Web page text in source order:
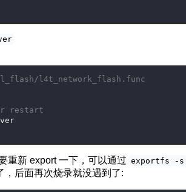
l4t_network_flash.func
restart
重新 export 一下，可以通过 exportfs -s
，后面再次烧录就没遇到了: